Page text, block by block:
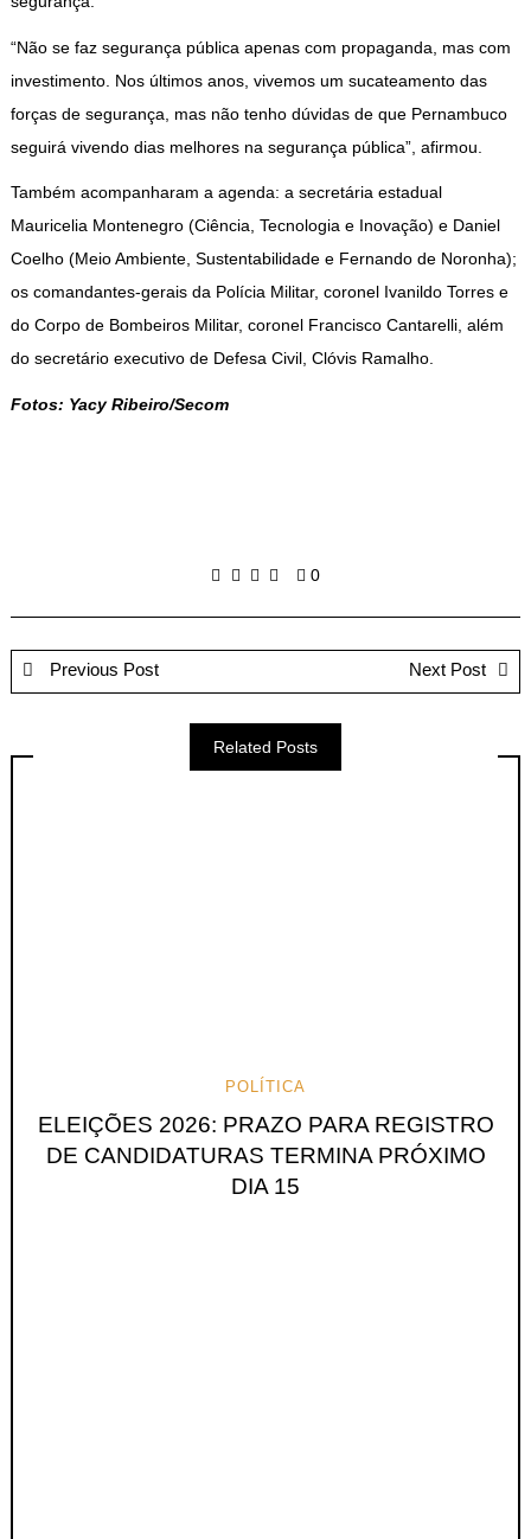
“Não se faz segurança pública apenas com propaganda, mas com
investimento. Nos últimos anos, vivemos um sucateamento das
forças de segurança, mas não tenho dúvidas de que Pernambuco
seguirá vivendo dias melhores na segurança pública”, afirmou.
Também acompanharam a agenda: a secretária estadual
Mauricelia Montenegro (Ciência, Tecnologia e Inovação) e Daniel
Coelho (Meio Ambiente, Sustentabilidade e Fernando de Noronha);
os comandantes-gerais da Polícia Militar, coronel Ivanildo Torres e
do Corpo de Bombeiros Militar, coronel Francisco Cantarelli, além
do secretário executivo de Defesa Civil, Clóvis Ramalho.
Fotos: Yacy Ribeiro/Secom
0
Previous Post Next Post
Related Posts
POLÍTICA
ELEIÇÕES 2026: PRAZO PARA REGISTRO
DE CANDIDATURAS TERMINA PRÓXIMO
DIA 15